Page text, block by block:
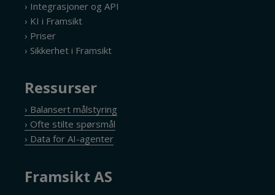
› Integrasjoner og API
› KI i Framsikt
› Priser
› Sikkerhet i Framsikt
Ressurser
› Balansert målstyring
› Ofte stilte spørsmål
› Data for AI-agenter
Framsikt AS